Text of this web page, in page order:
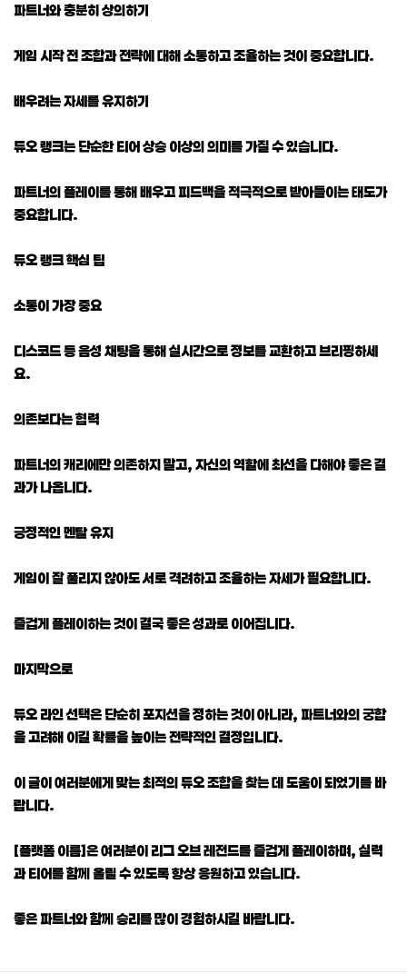
파트너와 충분히 상의하기
게임 시작 전 조합과 전략에 대해 소통하고 조율하는 것이 중요합니다.
배우려는 자세를 유지하기
듀오 랭크는 단순한 티어 상승 이상의 의미를 가질 수 있습니다.
파트너의 플레이를 통해 배우고 피드백을 적극적으로 받아들이는 태도가
중요합니다.
듀오 랭크 핵심 팁
소통이 가장 중요
디스코드 등 음성 채팅을 통해 실시간으로 정보를 교환하고 브리핑하세
요.
의존보다는 협력
파트너의 캐리에만 의존하지 말고, 자신의 역할에 최선을 다해야 좋은 결
과가 나옵니다.
긍정적인 멘탈 유지
게임이 잘 풀리지 않아도 서로 격려하고 조율하는 자세가 필요합니다.
즐겁게 플레이하는 것이 결국 좋은 성과로 이어집니다.
마지막으로
듀오 라인 선택은 단순히 포지션을 정하는 것이 아니라, 파트너와의 궁합
을 고려해 이길 확률을 높이는 전략적인 결정입니다.
이 글이 여러분에게 맞는 최적의 듀오 조합을 찾는 데 도움이 되었기를 바
랍니다.
[플랫폼 이름]은 여러분이 리그 오브 레전드를 즐겁게 플레이하며, 실력
과 티어를 함께 올릴 수 있도록 항상 응원하고 있습니다.
좋은 파트너와 함께 승리를 많이 경험하시길 바랍니다.